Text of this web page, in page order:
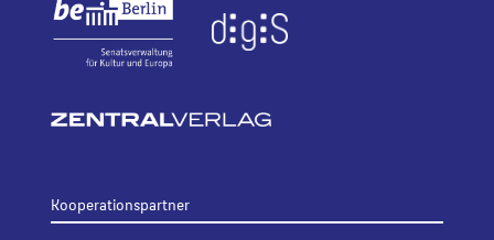
Kooperationspartner